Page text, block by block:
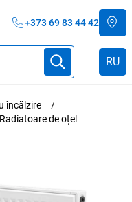
+373 69 83 44 42
RU
încălzire
Radiatoare de oțel